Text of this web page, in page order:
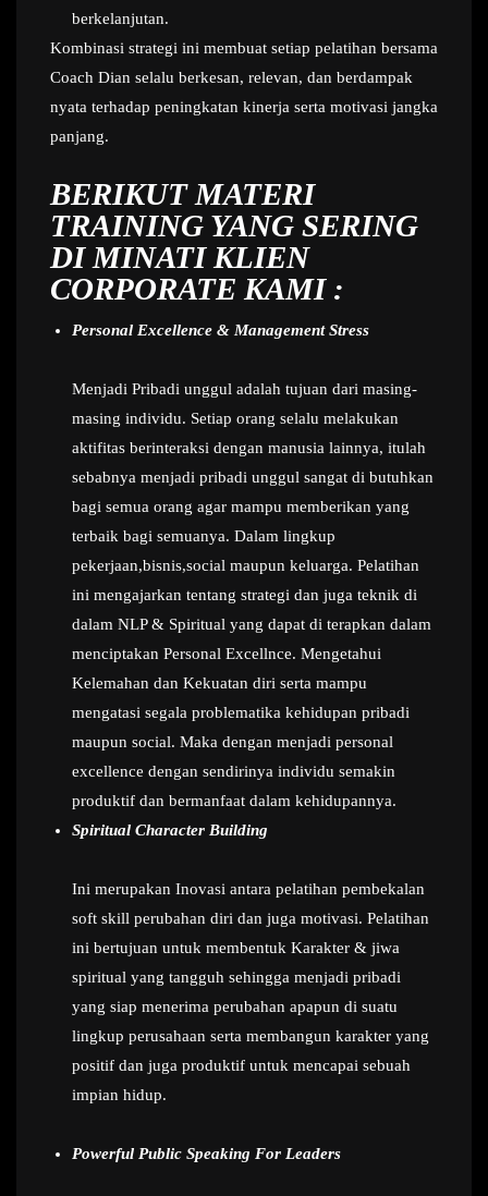
berkelanjutan.
Kombinasi strategi ini membuat setiap pelatihan bersama
Coach Dian selalu berkesan, relevan, dan berdampak
nyata terhadap peningkatan kinerja serta motivasi jangka
panjang.
BERIKUT MATERI
TRAINING YANG SERING
DI MINATI KLIEN
CORPORATE KAMI :
Personal Excellence & Management Stress
Menjadi Pribadi unggul adalah tujuan dari masing-
masing individu. Setiap orang selalu melakukan
aktifitas berinteraksi dengan manusia lainnya, itulah
sebabnya menjadi pribadi unggul sangat di butuhkan
bagi semua orang agar mampu memberikan yang
terbaik bagi semuanya. Dalam lingkup
pekerjaan,bisnis,social maupun keluarga. Pelatihan
ini mengajarkan tentang strategi dan juga teknik di
dalam NLP & Spiritual yang dapat di terapkan dalam
menciptakan Personal Excellnce. Mengetahui
Kelemahan dan Kekuatan diri serta mampu
mengatasi segala problematika kehidupan pribadi
maupun social. Maka dengan menjadi personal
excellence dengan sendirinya individu semakin
produktif dan bermanfaat dalam kehidupannya.
Spiritual Character Building
Ini merupakan Inovasi antara pelatihan pembekalan
soft skill perubahan diri dan juga motivasi. Pelatihan
ini bertujuan untuk membentuk Karakter & jiwa
spiritual yang tangguh sehingga menjadi pribadi
yang siap menerima perubahan apapun di suatu
lingkup perusahaan serta membangun karakter yang
positif dan juga produktif untuk mencapai sebuah
impian hidup.
Powerful Public Speaking For Leaders